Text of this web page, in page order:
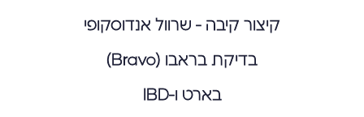
קיצור קיבה - שרוול אנדוסקופי
בדיקת בראבו (Bravo)
בארט ו-IBD